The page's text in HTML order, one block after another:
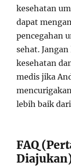
kesehatan
dapat
pencegahan
sehat.
kesehatan
medis jika
lebih baik
FAQ